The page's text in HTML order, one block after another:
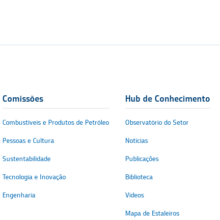
Comissões
Combustíveis e Produtos de Petróleo
Pessoas e Cultura
Sustentabilidade
Tecnologia e Inovação
Engenharia
Hub de Conhecimento
Observatório do Setor
Notícias
Publicações
Biblioteca
Vídeos
Mapa de Estaleiros